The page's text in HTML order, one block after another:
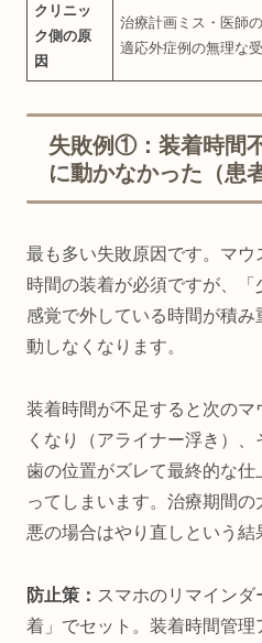
クリニッ
ク側の原
因
治療計画ミス・医師
適応外症例の無理な
失敗例①：装着時間
に動かなかった（患
最も多い失敗原因です。マ
時間の装着が必須ですが、「
感覚で外している時間が積
動しなくなります。
装着時間が不足すると次の
くなり（アライナー浮き）
歯の位置がズレて最終的な
ってしまいます。治療期間
悪の場合はやり直しという結
防止策： スマホのリマイン
着」でセット。装着時間管